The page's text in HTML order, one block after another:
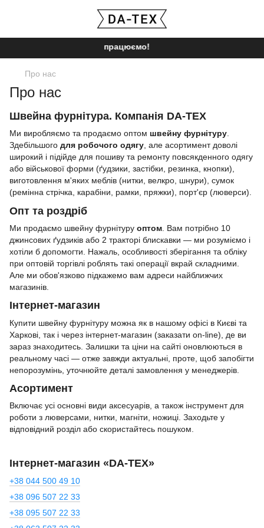
Ми працюємо!
Про нас
Про нас
Швейна фурнітура. Компанія DA-TEX
Ми виробляємо та продаємо оптом швейну фурнітуру.
Здебільшого для робочого одягу, але асортимент доволі
широкий і підійде для пошиву та ремонту повсякденного одягу
або військової форми (ґудзики, застібки, резинка, кнопки),
виготовлення м'яких меблів (нитки, велкро, шнури), сумок
(ремінна стрічка, карабіни, рамки, пряжки), порт'єр (люверси).
Опт та роздріб
Ми продаємо швейну фурнітуру оптом . Вам потрібно 10
джинсових ґудзиків або 2 тракторі блискавки — ми розуміємо і
хотіли б допомогти. Нажаль, особливості зберігання та обліку
при оптовій торгівлі роблять такі операції вкрай складними.
Але ми обов'язково підкажемо вам адреси найближчих
магазинів.
Інтернет-магазин
Купити швейну фурнітуру можна як в нашому офісі в Києві та
Харкові, так і через інтернет-магазин (заказати on-line), де ви
зараз знаходитесь. Залишки та ціни на сайті оновлюються в
реальному часі — отже завжди актуальні, проте, щоб запобігти
непорозумінь, уточнюйте деталі замовлення у менеджерів.
Асортимент
Включає усі основні види аксесуарів, а також інструмент для
роботи з люверсами, нитки, магніти, ножиці. Заходьте у
відповідний розділ або скористайтесь пошуком.
Інтернет-магазин «DA-TEX»
+38 044 500 49 10
+38 096 507 22 33
+38 095 507 22 33